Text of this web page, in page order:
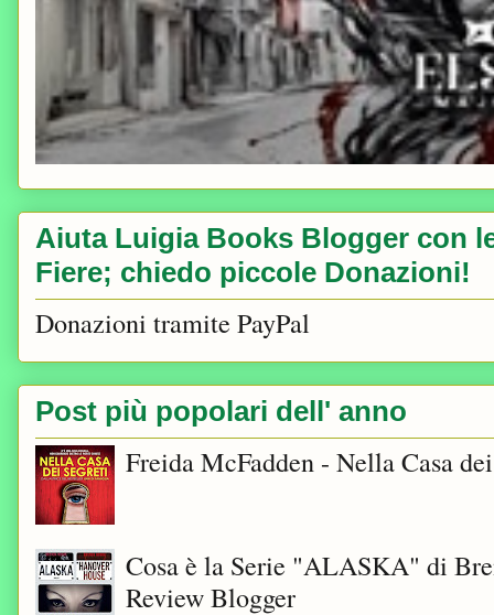
Aiuta Luigia Books Blogger con
Fiere; chiedo piccole Donazioni!
Donazioni tramite PayPal
Post più popolari dell' anno
Freida McFadden - Nella Casa
Cosa è la Serie "ALASKA" di
Review Blogger